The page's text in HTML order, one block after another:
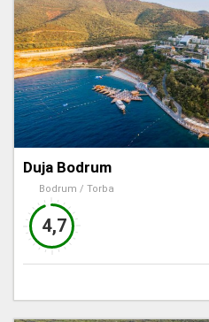
Duja Bodrum
Bodrum / Torba
4,7